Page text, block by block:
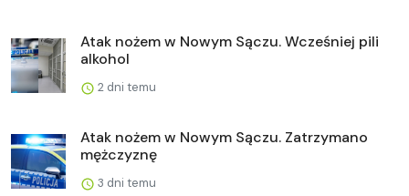
Atak nożem w Nowym Sączu. Wcześniej pili
alkohol
2 dni temu
Atak nożem w Nowym Sączu. Zatrzymano
mężczyznę
3 dni temu